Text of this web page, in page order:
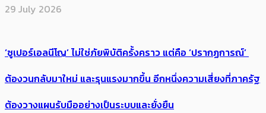
29 July 2026
‘ซูเปอร์เอลนีโญ’ ไม่ใช่ภัยพิบัติครั้งคราว แต่คือ ‘ปรากฏการณ์’ ​
ต้อง​วนกลับมาใหม่ และรุนแรงมากขึ้น อีกหนึ่งความเสี่ยงที่ภาครัฐ
ต้องวางแผนรับมืออย่างเป็นระบบและยั่งยืน